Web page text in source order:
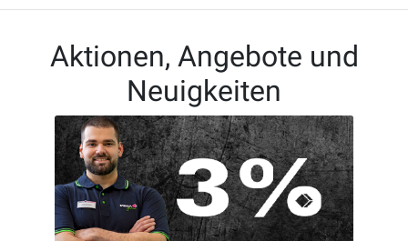
Aktionen, Angebote und
Neuigkeiten